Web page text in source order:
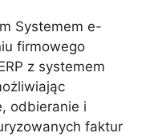
Systemem e-
firmowego
z systemem
odbieranie i
faktur